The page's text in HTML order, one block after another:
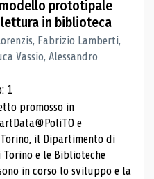
prototipale
in biblioteca
Fabrizio Lamberti,
Vassio, Alessandro
1
promosso in
e
il Dipartimento di
e le Biblioteche
in corso lo sviluppo e la